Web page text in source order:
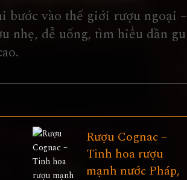
bước vào thế giới rượu ngoại –
nhẹ, dễ uống, tìm hiểu dần gu
Rượu Cognac –
Tinh hoa rượu
mạnh nước Pháp,